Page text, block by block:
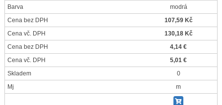
Barva
modrá
Cena bez DPH
107,59 Kč
Cena vč. DPH
130,18 Kč
Cena bez DPH
4,14 €
Cena vč. DPH
5,01 €
Skladem
0
Mj
m